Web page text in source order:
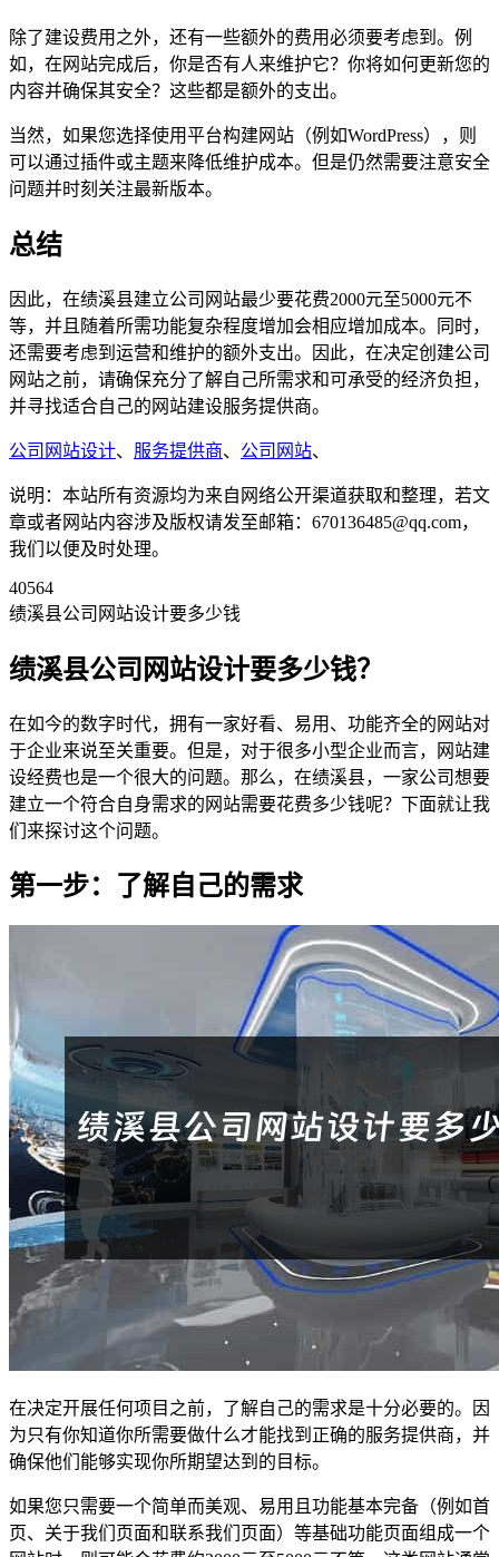
除了建设费用之外，还有一些额外的费用必须要考虑到。例
如，在网站完成后，你是否有人来维护它？你将如何更新您的
内容并确保其安全？这些都是额外的支出。
当然，如果您选择使用平台构建网站（例如WordPress），则
可以通过插件或主题来降低维护成本。但是仍然需要注意安全
问题并时刻关注最新版本。
总结
因此，在绩溪县建立公司网站最少要花费2000元至5000元不
等，并且随着所需功能复杂程度增加会相应增加成本。同时，
还需要考虑到运营和维护的额外支出。因此，在决定创建公司
网站之前，请确保充分了解自己所需求和可承受的经济负担，
并寻找适合自己的网站建设服务提供商。
公司网站设计、 服务提供商、 公司网站、
说明：本站所有资源均为来自网络公开渠道获取和整理，若文
章或者网站内容涉及版权请发至邮箱：670136485@qq.com，
我们以便及时处理。
40564
绩溪县公司网站设计要多少钱
绩溪县公司网站设计要多少钱？
在如今的数字时代，拥有一家好看、易用、功能齐全的网站对
于企业来说至关重要。但是，对于很多小型企业而言，网站建
设经费也是一个很大的问题。那么，在绩溪县，一家公司想要
建立一个符合自身需求的网站需要花费多少钱呢？下面就让我
们来探讨这个问题。
第一步：了解自己的需求
在决定开展任何项目之前，了解自己的需求是十分必要的。因
为只有你知道你所需要做什么才能找到正确的服务提供商，并
确保他们能够实现你所期望达到的目标。
如果您只需要一个简单而美观、易用且功能基本完备（例如首
页、关于我们页面和联系我们页面）等基础功能页面组成一个